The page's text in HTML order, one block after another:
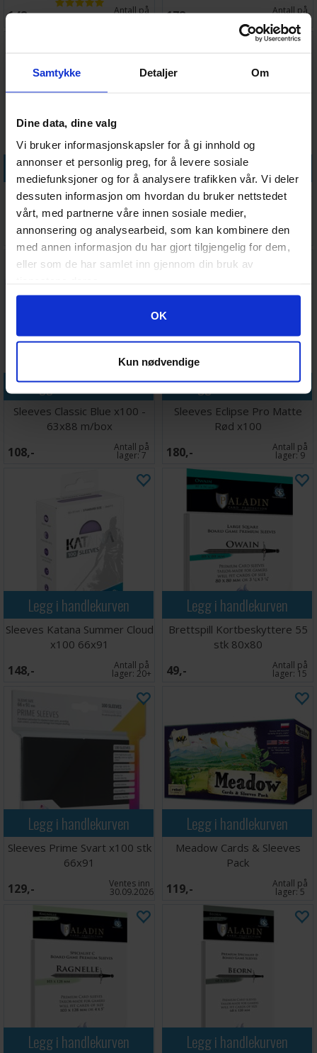
Samtykke Detaljer Om
Dine data, dine valg
Vi bruker informasjonskapsler for å gi innhold og
annonser et personlig preg, for å levere sosiale
mediefunksjoner og for å analysere trafikken vår. Vi deler
dessuten informasjon om hvordan du bruker nettstedet
vårt, med partnerne våre innen sosiale medier,
annonsering og analysearbeid, som kan kombinere den
med annen informasjon du har gjort tilgjengelig for dem,
eller som de har samlet inn gjennom din bruk av
Googles retningslinjer for personvern
OK
Kun nødvendige
148,- Antall på 178,- Antall på
Legg i handlekurven
Brettspill Kortbeskyttere
90stk 81x122mm
59,- Antall på
lager:6
Legg i handlekurven
Sleeves Katana Grønn 100 stk
66x91
160,- Antall på
lager:
Legg i handlekurven
Sleeves Classic Blue x100 -
63x88 m/box
108,- Antall på
lager:7
Legg i handlekurven
Sleeves Eclipse Pro Matte
Rød x100
180,- Antall på
lager:9
Legg i handlekurven
Sleeves Katana Summer Cloud
x100 66x91
148,- Antall på
lager: 20+
Legg i handlekurven
Brettspill Kortbeskyttere 55
stk 80x80
49,- Antall på
lager: 15
Legg i handlekurven
Sleeves Prime Svart x100 stk
66x91
129,- Ventes inn
30.09.2026
Legg i handlekurven
Meadow Cards & Sleeves
Pack
119,- Antall på
lager:5
Legg i handlekurven Legg i handlekurven